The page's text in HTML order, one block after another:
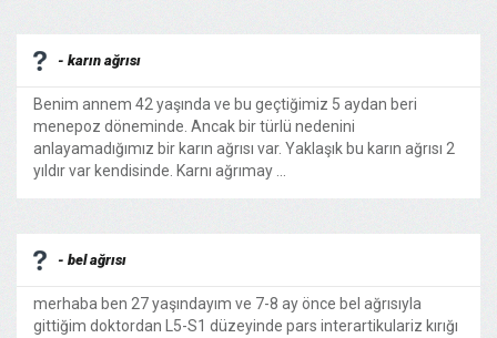
- karın ağrısı
Benim annem 42 yaşında ve bu geçtiğimiz 5 aydan beri
menepoz döneminde. Ancak bir türlü nedenini
anlayamadığımız bir karın ağrısı var. Yaklaşık bu karın ağrısı 2
yıldır var kendisinde. Karnı ağrımay ...
- bel ağrısı
merhaba ben 27 yaşındayım ve 7-8 ay önce bel ağrısıyla
gittiğim doktordan L5-S1 düzeyinde pars interartikulariz kırığı